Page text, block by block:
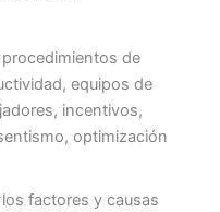
de
equipos de
incentivos,
optimización
factores y causas